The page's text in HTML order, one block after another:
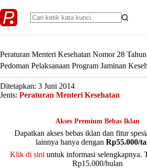
to
content
Peraturan Menteri Kesehatan Nomor 28
Pedoman Pelaksanaan Program Jaminan
Ditetapkan: 3 Juni 2014
Jenis: Peraturan Menteri Kesehatan
Akses Premium Bebas Iklan
Dapatkan akses bebas iklan dan fitur
lainnya hanya dengan Rp55.000/
Klik di sini untuk informasi selengkapnya.
Rp15.000/bulan